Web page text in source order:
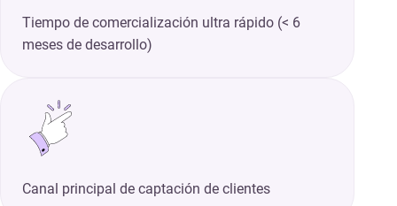
Tiempo de comercialización ultra rápido (< 6
meses de desarrollo)
Canal principal de captación de clientes